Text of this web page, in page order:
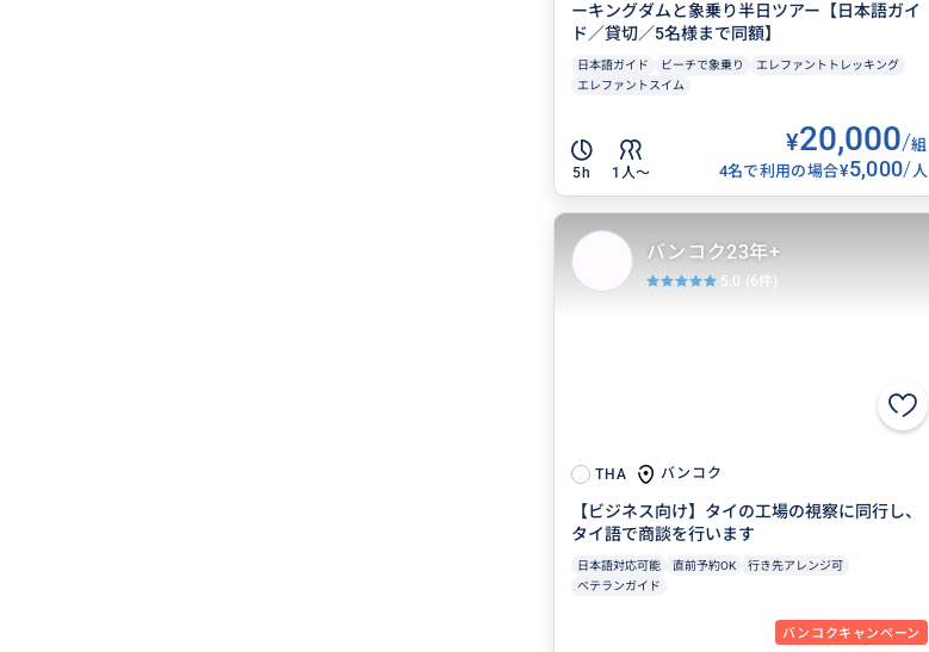
ーキングダムと象乗り半日ツアー【日本語ガイ
ド／貸切／5名様まで同額】
日本語ガイド ビーチで象乗り
エレファントトレッキング
エレファントスイム
5h 1人〜
¥20,000/組
4名で利用の場合¥5,000/人
THA バンコク
【ビジネス向け】タイの工場の視察に同行し、
タイ語で商談を行います
日本語対応可能 直前予約OK
行き先アレンジ可
ベテランガイド
バンコクキャンペーン
バンコク23年+
5.0 (6件)